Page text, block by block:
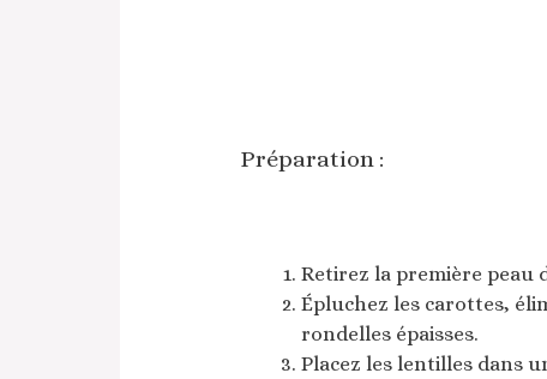
Préparation :
Retirez la première peau
Épluchez les carottes,
rondelles épaisses.
Placez les lentilles dans